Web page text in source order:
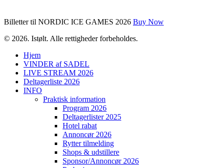
Billetter til NORDIC ICE GAMES 2026 Buy Now
© 2026. Istølt. Alle rettigheder forbeholdes.
Hjem
VINDER af SADEL
LIVE STREAM 2026
Deltagerliste 2026
INFO
Praktisk information
Program 2026
Deltagerlister 2025
Hotel rabat
Annoncør 2026
Rytter tilmelding
Shops & udstillere
Sponsor/Annoncør 2026